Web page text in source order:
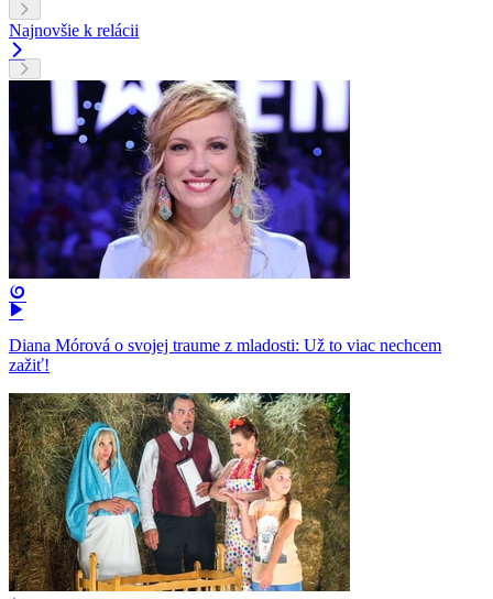
Najnovšie k relácii
Diana Mórová o svojej traume z mladosti: Už to viac nechcem
zažiť!